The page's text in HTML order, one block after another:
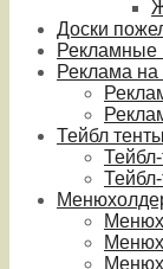
Доски
Рекламные
Реклама на
Тейбл тенты